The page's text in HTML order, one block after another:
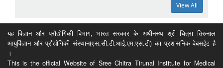
View All
यह विज्ञान और प्रौद्योगिकी विभाग, भारत सरकार के अधीनस्थ श्री चित्रा तिरुनाल
आयुर्विज्ञान और प्रौद्योगिकी संस्थान(एस.सी.टी.आई.एम.एस.टी) का प्रशासनिक वेबसईट है
।
This is the official Website of Sree Chitra Tirunal Institute for Medical